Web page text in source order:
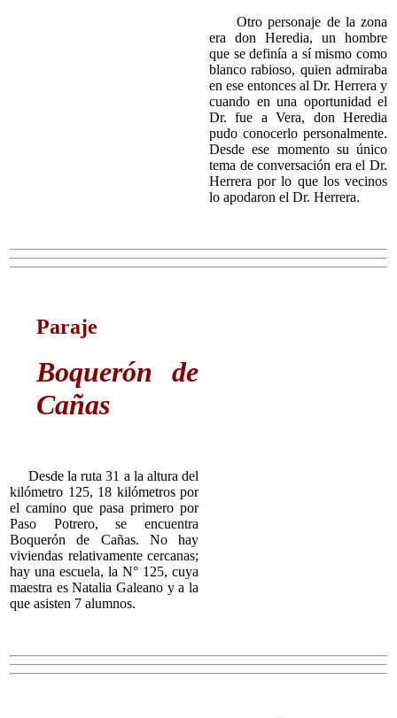
Otro personaje de la zona
era don Heredia, un hombre
que se definía a sí mismo como
blanco rabioso, quien admiraba
en ese entonces al Dr. Herrera y
cuando en una oportunidad el
Dr. fue a Vera, don Heredia
pudo conocerlo personalmente.
Desde ese momento su único
tema de conversación era el Dr.
Herrera por lo que los vecinos
lo apodaron el Dr. Herrera.
Paraje
Boquerón de
Cañas
Desde la ruta 31 a la altura del
kilómetro 125, 18 kilómetros por
el camino que pasa primero por
Paso Potrero, se encuentra
Boquerón de Cañas. No hay
viviendas relativamente cercanas;
hay una escuela, la N° 125, cuya
maestra es Natalia Galeano y a la
que asisten 7 alumnos.